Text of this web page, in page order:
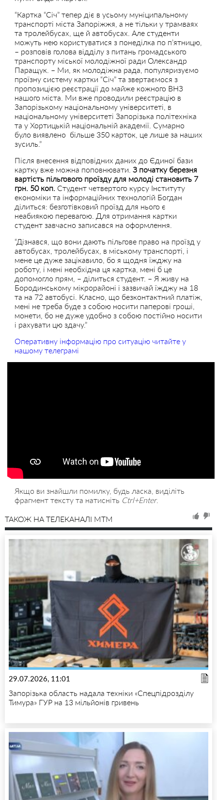
“Картка “Січ” тепер діє в усьому муніципальному
транспорті міста Запоріжжя, а не тільки у трамваях
та тролейбусах, ще й автобусах. Але студенти
можуть нею користуватися з понеділка по п’ятницю,
– розповів голова відділу з питань громадського
транспорту міської молодіжної ради Олександр
Паращук. – Ми, як молодіжна рада, популяризуємо
проїзну систему картки “Січ” та звертаємося з
пропозицією реєстрації до майже кожного ВНЗ
нашого міста. Ми вже проводили реєстрацію в
Запорізькому національному університеті, в
національному університеті Запорізька політехніка
та у Хортицькій національній академії. Сумарно
було виявлено більше 350 карток, це лише за наших
зусиль.”
Після внесення відповідних даних до Єдиної бази
картку вже можна поповнювати. З початку березня
вартість пільгового проїзду для молоді становить 7
грн. 50 коп. Студент четвертого курсу Інституту
економіки та інформаційних технологій Богдан
ділиться: безготівковий проїзд для нього є
неабиякою перевагою. Для отримання картки
студент завчасно записався на оформлення.
“Дізнався, що вони дають пільгове право на проїзд у
автобусах, тролейбусах, в міському транспорті, і
мене це дуже зацікавило, бо я щодня їжджу на
роботу, і мені необхідна ця картка, мені б це
допомогло прям, – ділиться студент. – Я живу на
Бородинському мікрорайоні і зазвичай їжджу на 18
та на 72 автобусі. Класно, що безконтактний платіж,
мені не треба буде з собою носити паперові гроші,
монети, бо не дуже удобно з собою постійно носити
і рахувати цю здачу.”
Оперативну інформацію про ситуацію читайте у
нашому телеграмі
Якщо ви знайшли помилку, будь ласка, виділіть
фрагмент тексту та натисніть Ctrl+Enter.
ТАКОЖ НА ТЕЛЕКАНАЛІ MTM
29.07.2026, 11:01
Запорізька область надала техніки «Спецпідрозділу
Тимура» ГУР на 13 мільйонів гривень